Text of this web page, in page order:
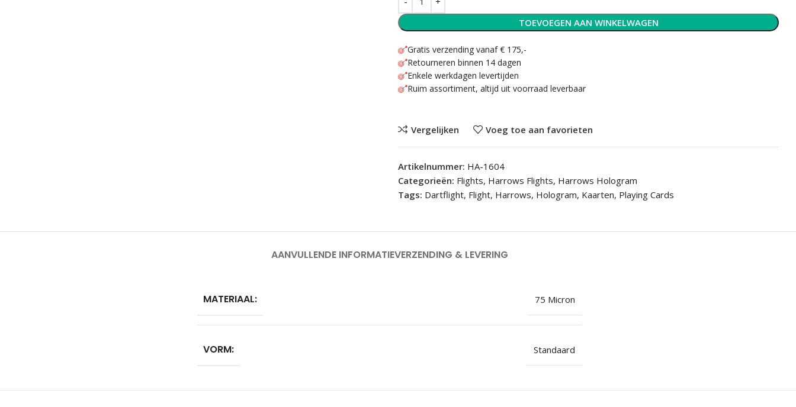
TOEVOEGEN AAN WINKELWAGEN
Gratis verzending vanaf € 175,-
Retourneren binnen 14 dagen
Enkele werkdagen levertijden
Ruim assortiment, altijd uit voorraad leverbaar
Vergelijken Voeg toe aan favorieten
Artikelnummer: HA-1604
Categorieën: Flights, Harrows Flights, Harrows Hologram
Tags: Dartflight, Flight, Harrows, Hologram, Kaarten, Playing Cards
AANVULLENDE INFORMATIEVERZENDING & LEVERING
MATERIAAL: 75 Micron
VORM: Standaard